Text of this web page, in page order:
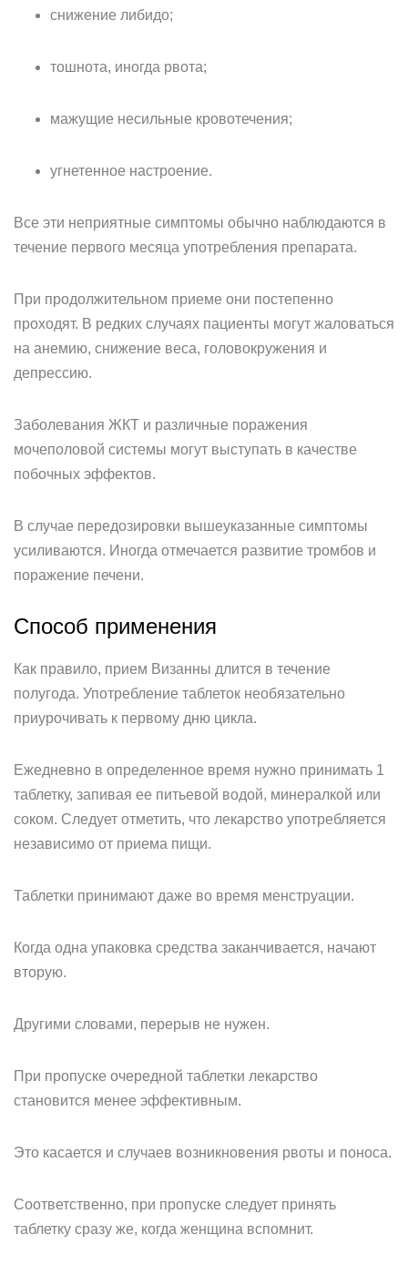
снижение либидо;
тошнота, иногда рвота;
мажущие несильные кровотечения;
угнетенное настроение.
Все эти неприятные симптомы обычно наблюдаются в
течение первого месяца употребления препарата.
При продолжительном приеме они постепенно
проходят. В редких случаях пациенты могут жаловаться
на анемию, снижение веса, головокружения и
депрессию.
Заболевания ЖКТ и различные поражения
мочеполовой системы могут выступать в качестве
побочных эффектов.
В случае передозировки вышеуказанные симптомы
усиливаются. Иногда отмечается развитие тромбов и
поражение печени.
Способ применения
Как правило, прием Визанны длится в течение
полугода. Употребление таблеток необязательно
приурочивать к первому дню цикла.
Ежедневно в определенное время нужно принимать 1
таблетку, запивая ее питьевой водой, минералкой или
соком. Следует отметить, что лекарство употребляется
независимо от приема пищи.
Таблетки принимают даже во время менструации.
Когда одна упаковка средства заканчивается, начают
вторую.
Другими словами, перерыв не нужен.
При пропуске очередной таблетки лекарство
становится менее эффективным.
Это касается и случаев возникновения рвоты и поноса.
Соответственно, при пропуске следует принять
таблетку сразу же, когда женщина вспомнит.